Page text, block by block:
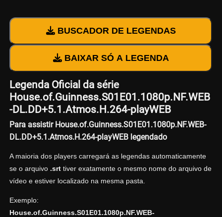
BUSCADOR DE LEGENDAS
BAIXAR SÓ A LEGENDA
Legenda Oficial da série
House.of.Guinness.S01E01.1080p.NF.WEB
-DL.DD+5.1.Atmos.H.264-playWEB
Para assistir House.of.Guinness.S01E01.1080p.NF.WEB-
DL.DD+5.1.Atmos.H.264-playWEB legendado
A maioria dos players carregará as legendas automaticamente
se o arquivo .srttiver exatamente o mesmo nome do arquivo de
vídeo e estiver localizado na mesma pasta.
Exemplo:
House.of.Guinness.S01E01.1080p.NF.WEB-